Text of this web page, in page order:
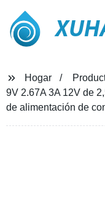
Hogar
9V 2.67A 3A 12V de
de alimentación de